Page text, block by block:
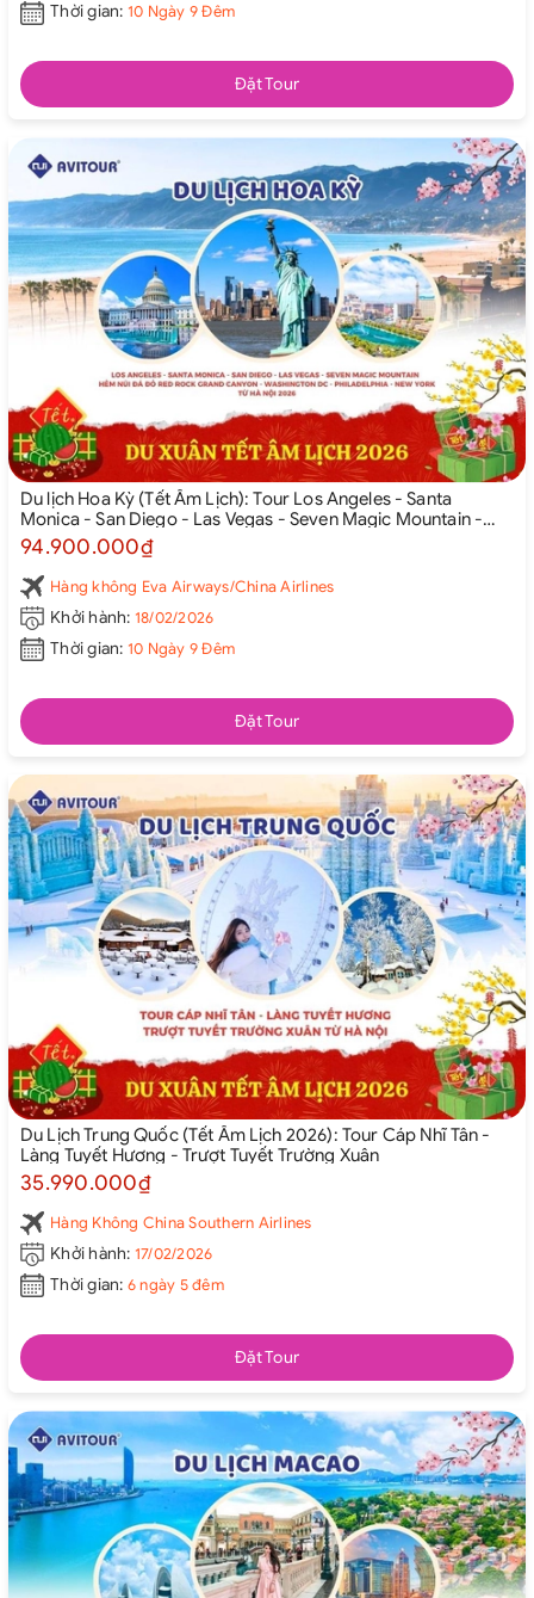
Thời gian: 10 Ngày 9 Đêm
Đặt Tour
Du lịch Hoa Kỳ (Tết Âm Lịch): Tour Los Angeles - Santa
Monica - San Diego - Las Vegas - Seven Magic Mountain -
Hẻm Núi Đá Đỏ Red Rock Grand Canyon - Washington DC -
Philadelphia - New York từ Hà Nội 2026
94.900.000₫
Hàng không Eva Airways/China Airlines
Khởi hành: 18/02/2026
Thời gian: 10 Ngày 9 Đêm
Đặt Tour
Du Lịch Trung Quốc (Tết Âm Lịch 2026): Tour Cáp Nhĩ Tân -
Làng Tuyết Hương - Trượt Tuyết Trường Xuân
35.990.000₫
Hàng Không China Southern Airlines
Khởi hành: 17/02/2026
Thời gian: 6 ngày 5 đêm
Đặt Tour